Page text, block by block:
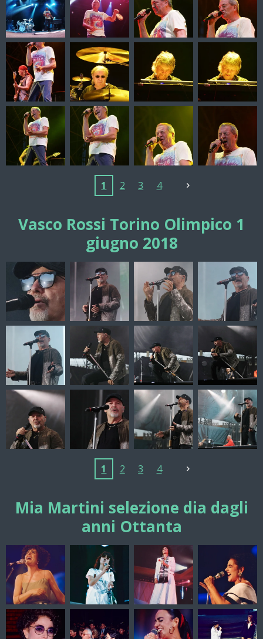
1 2 3 4
Vasco Rossi Torino Olimpico 1
giugno 2018
1 2 3 4
Mia Martini selezione dia dagli
anni Ottanta